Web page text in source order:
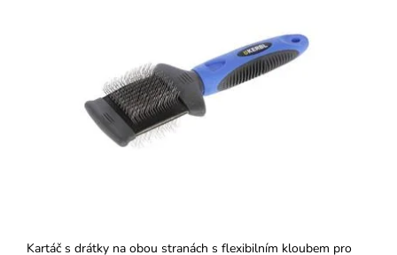
Kartáč s drátky na obou stranách s flexibilním kloubem pro